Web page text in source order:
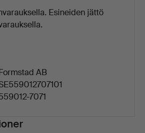
Esineiden jättö
AB
7071